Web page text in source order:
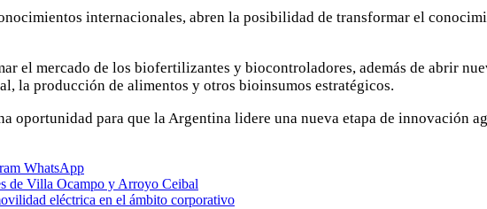
internacionales, abren la posibilidad de transformar el
el mercado de los biofertilizantes y biocontroladores, además de abrir
la producción de alimentos y otros bioinsumos estratégicos.
oportunidad para que la Argentina lidere una nueva etapa de innovación
WhatsApp
de Villa Ocampo y Arroyo Ceibal
eléctrica en el ámbito corporativo